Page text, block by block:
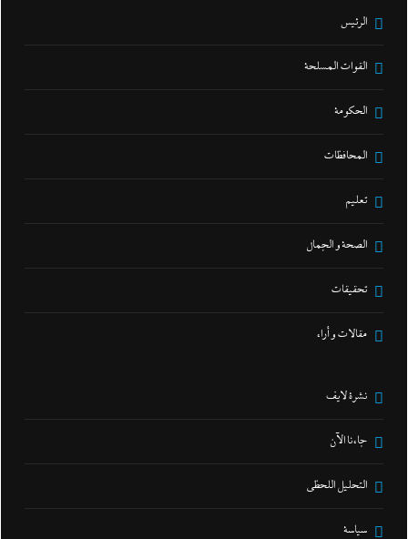
الرئيس
القوات المسلحة
الحكومة
المحافظات
تعليم
الصحة و الجمال
تحقيقات
مقالات و أراء
نشرة لايف
جاءنا الآن
التحليل اللحظي
سياسة